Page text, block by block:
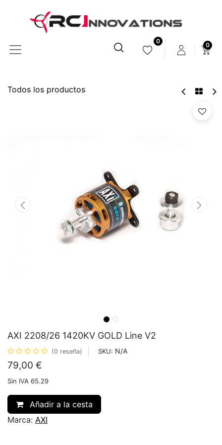
0
0
Todos los productos
AXI 2208/26 1420KV GOLD Line V2
(0 reseña) SKU: N/A
79,00 €
Sin IVA 65.29
Añadir a la cesta
Marca: AXI